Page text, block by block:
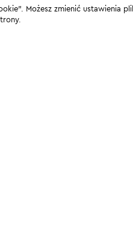
Możesz zmienić ustawienia